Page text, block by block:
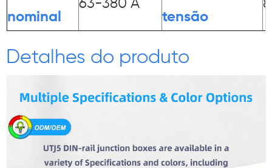
nominal
63-380 A
tensão
Detalhes do produto